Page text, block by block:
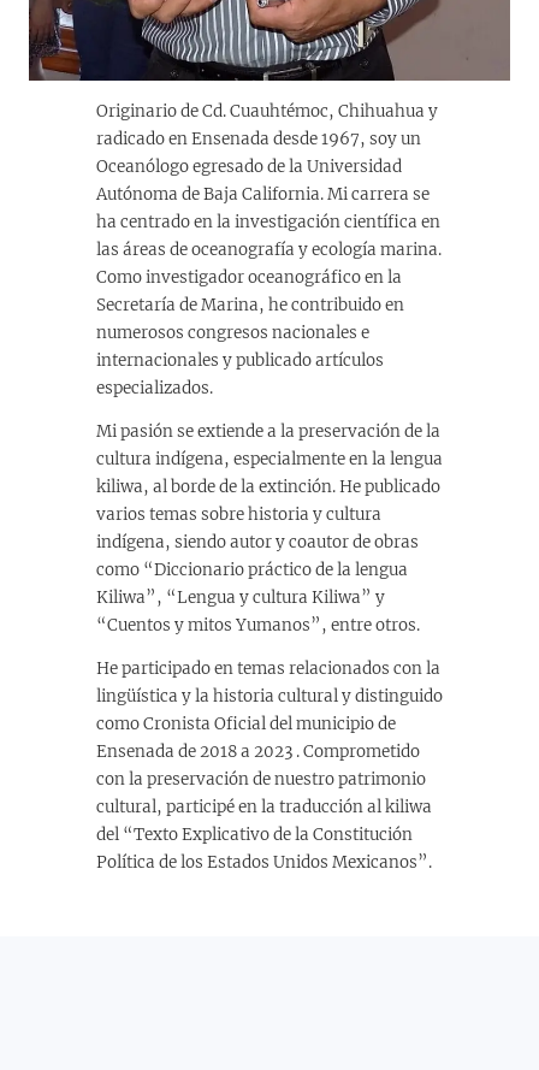
Originario de Cd. Cuauhtémoc, Chihuahua y
radicado en Ensenada desde 1967, soy un
Oceanólogo egresado de la Universidad
Autónoma de Baja California. Mi carrera se
ha centrado en la investigación científica en
las áreas de oceanografía y ecología marina.
Como investigador oceanográfico en la
Secretaría de Marina, he contribuido en
numerosos congresos nacionales e
internacionales y publicado artículos
especializados.
Mi pasión se extiende a la preservación de la
cultura indígena, especialmente en la lengua
kiliwa, al borde de la extinción. He publicado
varios temas sobre historia y cultura
indígena, siendo autor y coautor de obras
como “Diccionario práctico de la lengua
Kiliwa”, “Lengua y cultura Kiliwa” y
“Cuentos y mitos Yumanos”, entre otros.
He participado en temas relacionados con la
lingüística y la historia cultural y distinguido
como Cronista Oficial del municipio de
Ensenada de 2018 a 2023 . Comprometido
con la preservación de nuestro patrimonio
cultural, participé en la traducción al kiliwa
del “Texto Explicativo de la Constitución
Política de los Estados Unidos Mexicanos”.